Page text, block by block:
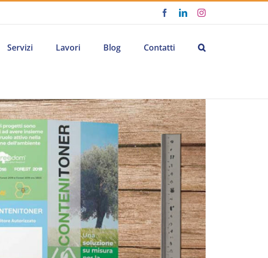
FacebookLinkedInInstagram
Servizi Lavori Blog Contatti